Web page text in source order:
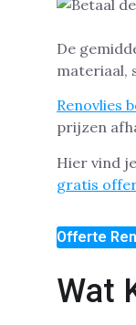
De
materiaal,
Renovlies
prijzen
Hier vind
gratis
Offerte
Wat